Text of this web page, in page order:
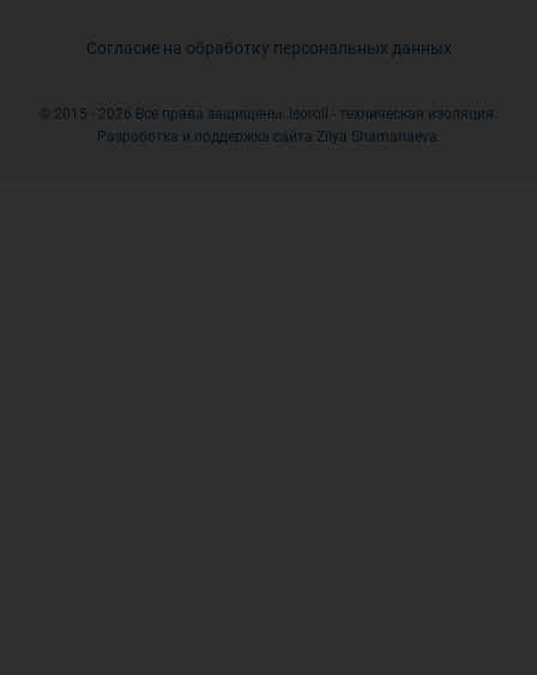
Согласие на обработку персональных данных
© 2015 - 2026 Все права защищены. Isoroll - техническая изоляция.
Разработка и поддержка сайта Zilya Shamanaeva.